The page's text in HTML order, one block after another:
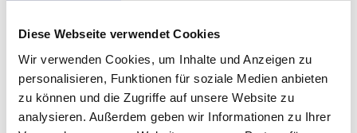
Diese Webseite verwendet Cookies
Wir verwenden Cookies, um Inhalte und Anzeigen zu
personalisieren, Funktionen für soziale Medien anbieten
zu können und die Zugriffe auf unsere Website zu
analysieren. Außerdem geben wir Informationen zu Ihrer